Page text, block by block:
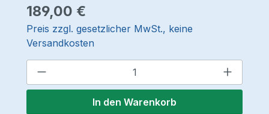
Regulärer Preis:
189,00 €
Preis zzgl. gesetzlicher MwSt., keine
Versandkosten
Produkt Anzahl: Gib den
In den Warenkorb